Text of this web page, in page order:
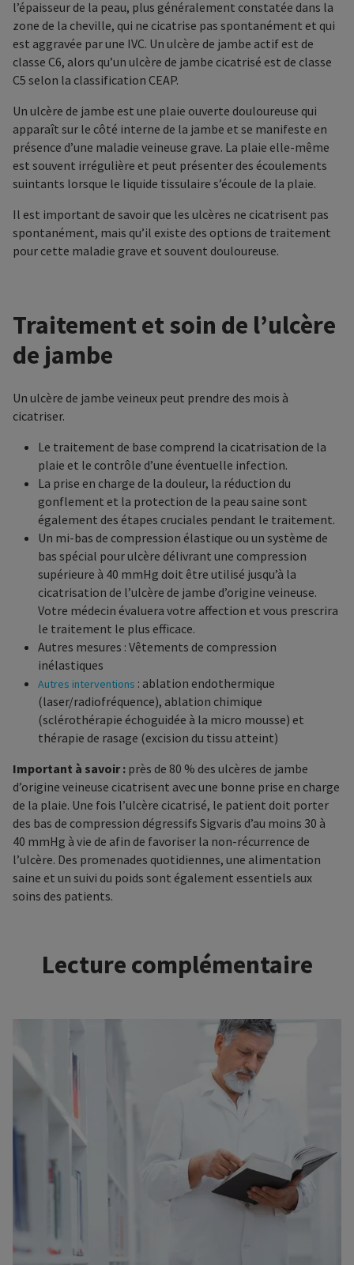
l’épaisseur de la peau, plus généralement constatée dans la
zone de la cheville, qui ne cicatrise pas spontanément et qui
est aggravée par une IVC. Un ulcère de jambe actif est de
classe C6, alors qu’un ulcère de jambe cicatrisé est de classe
C5 selon la classification CEAP.
Un ulcère de jambe est une plaie ouverte douloureuse qui
apparaît sur le côté interne de la jambe et se manifeste en
présence d’une maladie veineuse grave. La plaie elle-même
est souvent irrégulière et peut présenter des écoulements
suintants lorsque le liquide tissulaire s’écoule de la plaie.
Il est important de savoir que les ulcères ne cicatrisent pas
spontanément, mais qu’il existe des options de traitement
pour cette maladie grave et souvent douloureuse.
Traitement et soin de l’ulcère
de jambe
Un ulcère de jambe veineux peut prendre des mois à
cicatriser.
Le traitement de base comprend la cicatrisation de la
plaie et le contrôle d’une éventuelle infection.
La prise en charge de la douleur, la réduction du
gonflement et la protection de la peau saine sont
également des étapes cruciales pendant le traitement.
Un mi-bas de compression élastique ou un système de
bas spécial pour ulcère délivrant une compression
supérieure à 40 mmHg doit être utilisé jusqu’à la
cicatrisation de l’ulcère de jambe d’origine veineuse.
Votre médecin évaluera votre affection et vous prescrira
le traitement le plus efficace.
Autres mesures : Vêtements de compression
inélastiques
Autres interventions : ablation endothermique
(laser/radiofréquence), ablation chimique
(sclérothérapie échoguidée à la micro mousse) et
thérapie de rasage (excision du tissu atteint)
Important à savoir : près de 80 % des ulcères de jambe
d’origine veineuse cicatrisent avec une bonne prise en charge
de la plaie. Une fois l’ulcère cicatrisé, le patient doit porter
des bas de compression dégressifs Sigvaris d’au moins 30 à
40 mmHg à vie de afin de favoriser la non-récurrence de
l’ulcère. Des promenades quotidiennes, une alimentation
saine et un suivi du poids sont également essentiels aux
soins des patients.
Lecture complémentaire